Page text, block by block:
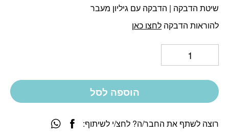
שיטת הדבקה | הדבקה עם גיליון מעבר
להוראות הדבקה לחצו כאן
הוספה לסל
רוצה לשתף את החבר/ה? לחצ/י לשיתוף: